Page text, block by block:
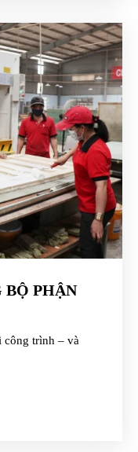
BỘ PHẬN
công trình – và